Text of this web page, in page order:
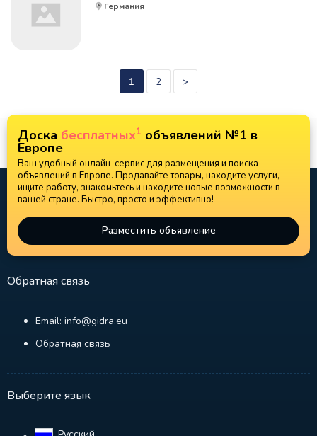
Германия
1 2 >
Доска бесплатных1 объявлений №1 в
Европе
Ваш удобный онлайн-сервис для размещения и поиска
объявлений в Европе. Продавайте товары, находите услуги,
ищите работу, знакомьтесь и находите новые возможности в
вашей стране. Быстро, просто и эффективно!
Разместить объявление
Обратная связь
Email: info@gidra.eu
Обратная связь
Выберите язык